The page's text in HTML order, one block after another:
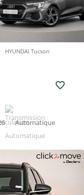
HYUNDAI Tucson
Automatique